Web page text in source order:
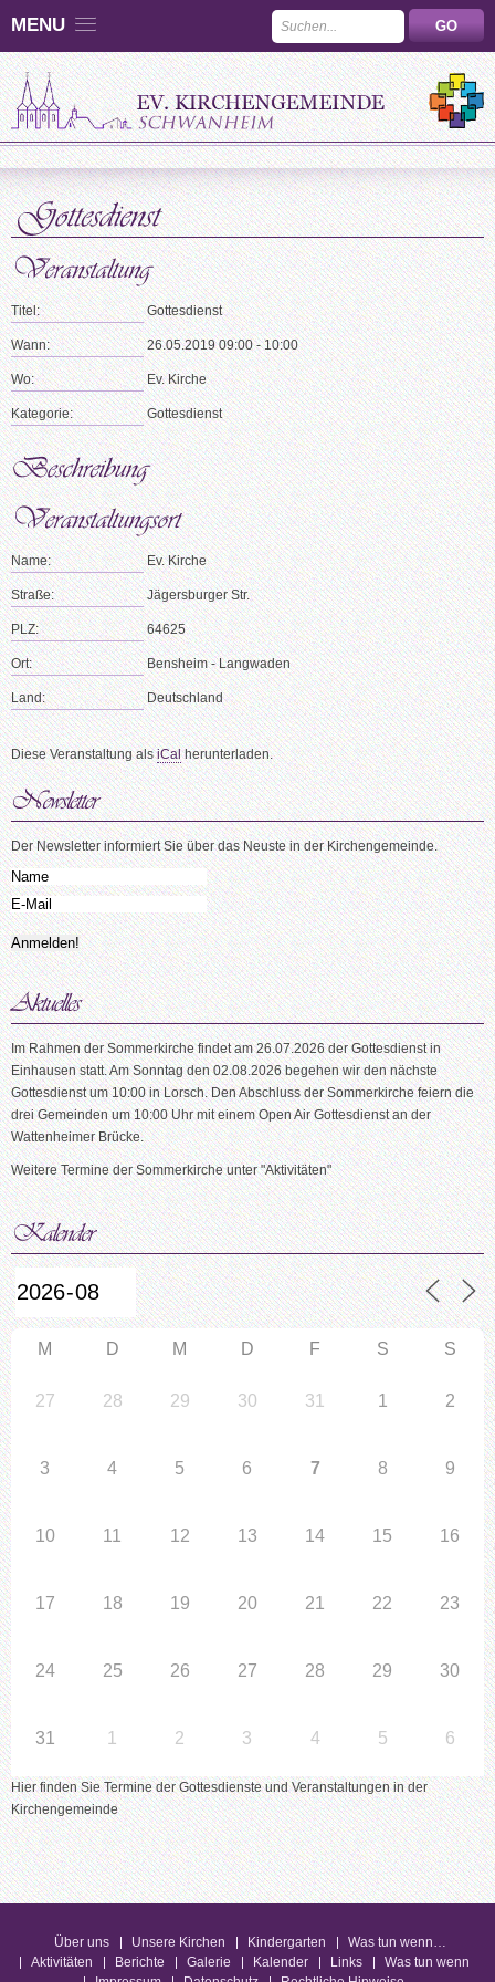
MENU
Titel: Gottesdienst
Wann: 26.05.2019 09:00 - 10:00
Wo: Ev. Kirche
Kategorie: Gottesdienst
Name: Ev. Kirche
Straße: Jägersburger Str.
PLZ: 64625
Ort: Bensheim - Langwaden
Land: Deutschland
Diese Veranstaltung alsiCalherunterladen.
Der Newsletter informiert Sie über das Neuste in der Kirchengemeinde.
Im Rahmen der Sommerkirche findet am 26.07.2026 der Gottesdienst in
Einhausen statt. Am Sonntag den 02.08.2026 begehen wir den nächste
Gottesdienst um 10:00 in Lorsch. Den Abschluss der Sommerkirche feiern die
drei Gemeinden um 10:00 Uhr mit einem Open Air Gottesdienst an der
Wattenheimer Brücke.
Weitere Termine der Sommerkirche unter "Aktivitäten"
M D M D F S S
27 28 29 30 31 1 2
3 4 5 6 7 8 9
10 11 12 13 14 15 16
17 18 19 20 21 22 23
24 25 26 27 28 29 30
31 1 2 3 4 5 6
Hier finden Sie Termine der Gottesdienste und Veranstaltungen in der
Kirchengemeinde
Über uns Unsere Kirchen Kindergarten
Was tun wenn…
Aktivitäten
Berichte Galerie Kalender Links
Was tun wenn